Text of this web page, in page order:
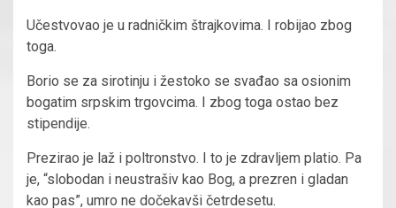
Učestvovao je u radničkim štrajkovima. I robijao zbog
toga.
Borio se za sirotinju i žestoko se svađao sa osionim
bogatim srpskim trgovcima. I zbog toga ostao bez
stipendije.
Prezirao je laž i poltronstvo. I to je zdravljem platio. Pa
je, “slobodan i neustrašiv kao Bog, a prezren i gladan
kao pas”, umro ne dočekavši četrdesetu.